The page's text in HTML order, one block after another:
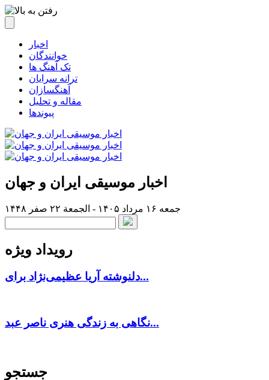
اخبار
خوانندگان
تک آهنگ ها
ترانه سرایان
آهنگسازان
مقاله و تحلیل
پیوندها
اخبار موسیقی ایران و جهان
جمعه ۱۶ مرداد ۱۴۰۵ - الجمعة ۲۲ صفر ۱۴۴۸
رویداد ویژه
دلنوشته آریا عظیمی‌نژاد برای...
نگاهی به زندگی هنری ناصر عبد...
جستجو